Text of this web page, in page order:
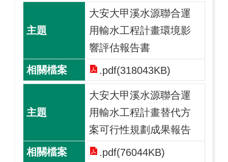
大安大甲溪水源聯合運
用輸水工程計畫環境影
響評估報告書
.pdf(318043KB)
大安大甲溪水源聯合運
用輸水工程計畫替代方
案可行性規劃成果報告
.pdf(76044KB)